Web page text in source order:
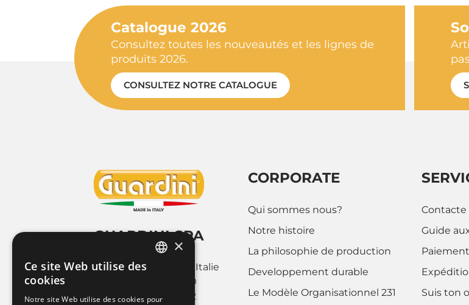
Catalogue 2026
Consultez toutes les nouveautés et les lignes de
produits 2026.
CONSULTEZ NOTRE CATALOGUE
GUARDINI SPA
Via Cravero 9
10088 Volpiano (Torino), Italie
Tel. +39 011.9952890
Fax +39 011.9952142
CORPORATE
Qui sommes nous?
Notre histoire
La philosophie de production
Developpement durable
Le Modèle Organisationnel 231
Contacte
Guide
Suis ton
×
Ce site Web utilise des
cookies
Notre site Web utilise des cookies pour